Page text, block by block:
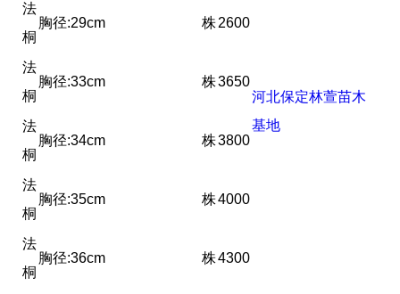
河北保定林萱苗木
基地
法
桐
胸径:29cm 株2600
法
桐
胸径:33cm 株3650
法
桐
胸径:34cm 株3800
法
桐
胸径:35cm 株4000
法
桐
胸径:36cm 株4300